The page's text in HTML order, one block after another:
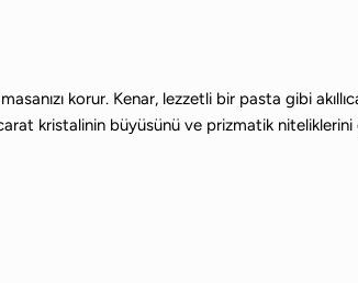
korur. Kenar, lezzetli bir pasta gibi akıllıca
kristalinin büyüsünü ve prizmatik